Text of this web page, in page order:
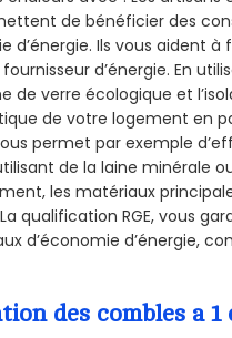
de bénéficier des
d’énergie. Ils vous aident à
d’énergie. En
de verre écologique et
de votre logement en
permet par exemple
de la laine minérale
les matériaux
RGE, vous
d’économie d’énergie,
des combles a 1